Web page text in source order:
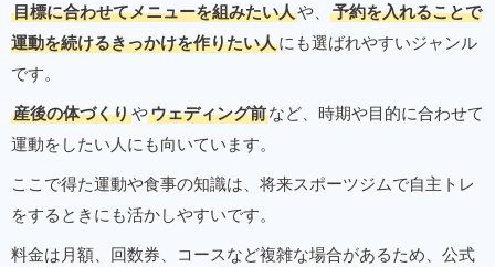
目標に合わせてメニューを組みたい人や、
予約を入れることで
運動を続けるきっかけを作りたい人にも選ばれやすいジャンル
です。
産後の体づくりやウェディング前など、時期や目的に合わせて
運動をしたい人にも向いています。
ここで得た運動や食事の知識は、将来スポーツジムで自主トレ
をするときにも活かしやすいです。
料金は月額、回数券、コースなど複雑な場合があるため、公式